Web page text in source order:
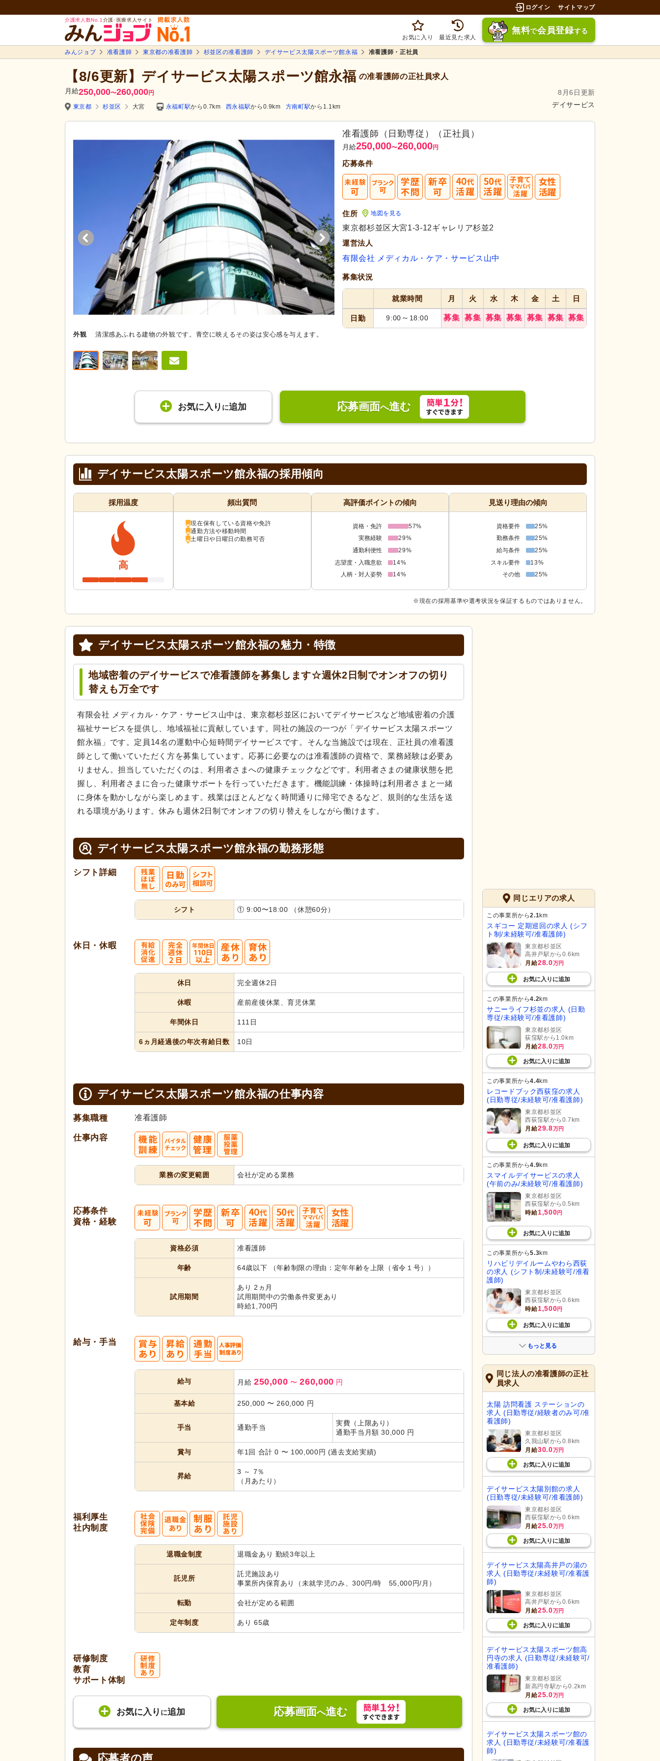
ログイン サイトマップ
介護求人数No.1 介護･医療求人サイト
お気に入り 最近見た求人
無料で会員登録する
みんジョブ 准看護師 東京都の准看護師 杉並区の准看護師 デイサービス太陽スポーツ館永福 准看護師・正社員
【8/6更新】デイサービス太陽スポーツ館永福 の准看護師の正社員求人
月給250,000〜260,000円
8月6日更新
デイサービス
東京都 杉並区 大宮 永福町駅から0.7km 西永福駅から0.9km 方南町駅から1.1km
外観 清潔感あふれる建物の外観です。青空に映えるその姿は安心感を与えます。
准看護師（日勤専従）（正社員）
月給250,000〜260,000円
応募条件
住所 地図を見る
東京都杉並区大宮1-3-12ギャレリア杉並2
運営法人
有限会社 メディカル・ケア・サービス山中
募集状況
就業時間 月 火 水 木 金 土 日
日勤 9:00 ～ 18:00 募集 募集 募集 募集 募集 募集 募集
お気に入り に追加 応募画面へ進む
デイサービス太陽スポーツ館永福の採用傾向
採用温度
高
頻出質問
現在保有している資格や免許
通勤方法や移動時間
土曜日や日曜日の勤務可否
高評価ポイントの傾向
資格・免許
57%
実務経験
29%
通勤利便性
29%
志望度・入職意欲
14%
人柄・対人姿勢
14%
見送り理由の傾向
資格要件
25%
勤務条件
25%
給与条件
25%
スキル要件
13%
その他
25%
※現在の採用基準や選考状況を保証するものではありません。
デイサービス太陽スポーツ館永福の魅力・特徴
地域密着のデイサービスで准看護師を募集します☆週休2日制でオンオフの切り
替えも万全です
有限会社 メディカル・ケア・サービス山中は、東京都杉並区においてデイサービスなど地域密着の介護
福祉サービスを提供し、地域福祉に貢献しています。同社の施設の一つが「デイサービス太陽スポーツ
館永福」です。定員14名の運動中心短時間デイサービスです。そんな当施設では現在、正社員の准看護
師として働いていただく方を募集しています。応募に必要なのは准看護師の資格で、業務経験は必要あ
りません。担当していただくのは、利用者さまへの健康チェックなどです。利用者さまの健康状態を把
握し、利用者さまに合った健康サポートを行っていただきます。機能訓練・体操時は利用者さまと一緒
に身体を動かしながら楽しめます。残業はほとんどなく時間通りに帰宅できるなど、規則的な生活を送
れる環境があります。休みも週休2日制でオンオフの切り替えをしながら働けます。
デイサービス太陽スポーツ館永福の勤務形態
シフト詳細
シフト ① 9:00〜18:00 （休憩60分）
休日・休暇
休日 完全週休2日
休暇 産前産後休業、育児休業
年間休日 111日
6ヵ月経過後の年次有給日数 10日
デイサービス太陽スポーツ館永福の仕事内容
募集職種 准看護師
仕事内容
業務の変更範囲 会社が定める業務
応募条件
資格・経験
資格必須 准看護師
年齢 64歳以下 （年齢制限の理由：定年年齢を上限（省令１号））
試用期間
あり 2ヵ月
試用期間中の労働条件変更あり
時給1,700円
給与・手当
給与 月給 250,000 〜 260,000 円
基本給 250,000 〜 260,000 円
手当 通勤手当
実費（上限あり）
通勤手当月額 30,000 円
賞与 年1回 合計 0 〜 100,000円 (過去支給実績)
昇給
3 ～ 7％
（月あたり）
福利厚生
社内制度
退職金制度 退職金あり 勤続3年以上
託児所
託児施設あり
事業所内保育あり（未就学児のみ、300円/時 55,000円/月）
転勤 会社が定める範囲
定年制度 あり 65歳
研修制度
教育
サポート体制
お気に入り に追加 応募画面へ進む
応募者の声
同じエリアの求人
この事業所から2.1km
スギコー 定期巡回の求人 (シフ
ト制/未経験可/准看護師)
東京都杉並区
高井戸駅から0.6km
月給28.0万円
お気に入り に追加
この事業所から4.2km
サニーライフ杉並の求人 (日勤
専従/未経験可/准看護師)
東京都杉並区
荻窪駅から1.0km
月給28.0万円
お気に入り に追加
この事業所から4.4km
レコードブック西荻窪の求人
(日勤専従/未経験可/准看護師)
東京都杉並区
西荻窪駅から0.7km
月給29.8万円
お気に入り に追加
この事業所から4.9km
スマイルデイサービスの求人
(午前のみ/未経験可/准看護師)
東京都杉並区
西荻窪駅から0.5km
時給1,500円
お気に入り に追加
この事業所から5.3km
リハビリデイルームやわら西荻
の求人 (シフト制/未経験可/准看
護師)
東京都杉並区
西荻窪駅から0.6km
時給1,500円
お気に入り に追加
もっと見る
同じ法人の准看護師の正社
員求人
太陽 訪問看護 ステーションの
求人 (日勤専従/経験者のみ可/准
看護師)
東京都杉並区
久我山駅から0.8km
月給30.0万円
お気に入り に追加
デイサービス太陽別館の求人
(日勤専従/未経験可/准看護師)
東京都杉並区
西荻窪駅から0.6km
月給25.0万円
お気に入り に追加
デイサービス太陽高井戸の湯の
求人 (日勤専従/未経験可/准看護
師)
東京都杉並区
高井戸駅から0.6km
月給25.0万円
お気に入り に追加
デイサービス太陽スポーツ館高
円寺の求人 (日勤専従/未経験可/
准看護師)
東京都杉並区
新高円寺駅から0.2km
月給25.0万円
お気に入り に追加
デイサービス太陽スポーツ館の
求人 (日勤専従/未経験可/准看護
師)